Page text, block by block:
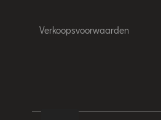
Verkoopsvoorwaarden